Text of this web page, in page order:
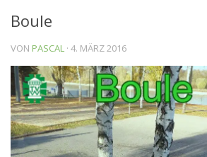
Boule
VON PASCAL · 4. MÄRZ 2016